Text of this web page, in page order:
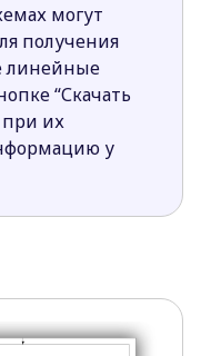
могут
получения
линейные
“Скачать
их
у